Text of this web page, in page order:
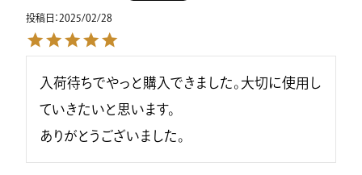
投稿日 2025/02/28
入荷待ちでやっと購入できました。大切に使用し
ていきたいと思います。
ありがとうございました。